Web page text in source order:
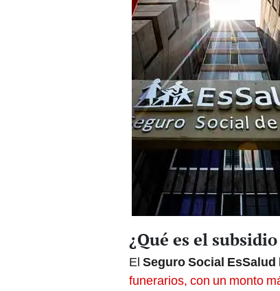
¿Qué es el
El Seguro Social EsSalud
funerarios, con un monto